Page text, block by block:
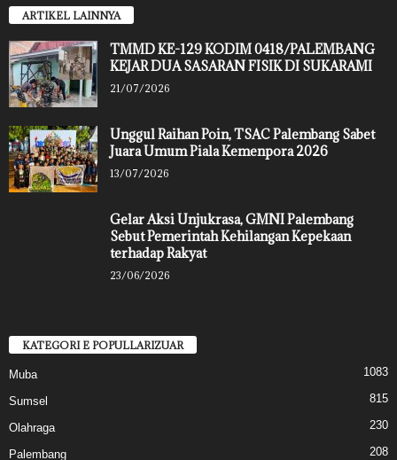
ARTIKEL LAINNYA
TMMD KE-129 KODIM 0418/PALEMBANG
KEJAR DUA SASARAN FISIK DI SUKARAMI
21/07/2026
Unggul Raihan Poin, TSAC Palembang Sabet
Juara Umum Piala Kemenpora 2026
13/07/2026
Gelar Aksi Unjukrasa, GMNI Palembang
Sebut Pemerintah Kehilangan Kepekaan
terhadap Rakyat
23/06/2026
KATEGORI E POPULLARIZUAR
Muba 1083
Sumsel 815
Olahraga 230
Palembang 208